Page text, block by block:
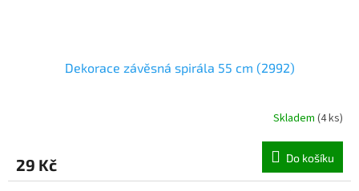
Dekorace závěsná spirála 55 cm (2992)
Skladem (4 ks)
29 Kč Do košíku